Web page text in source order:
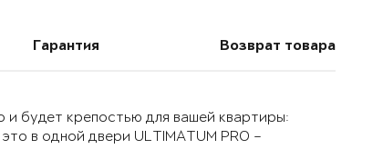
Гарантия Возврат товара
будет крепостью для вашей квартиры:
в одной двери ULTIMATUM PRO –